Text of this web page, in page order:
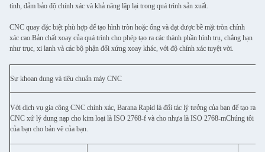
tính, đảm bảo độ chính xác và khả năng lặp lại trong quá trình sản xuất.
CNC quay đặc biệt phù hợp để tạo hình tròn hoặc ống và đạt được bề mặt tròn chính
xác cao.Bản chất xoay của quá trình cho phép tạo ra các thành phần hình trụ, chẳng hạn
như trục, xi lanh và các bộ phận đối xứng xoay khác, với độ chính xác tuyệt vời.
Sự khoan dung và tiêu chuẩn máy CNC
Với dịch vụ gia công CNC chính xác, Barana Rapid là đối tác lý tưởng của bạn để tạo ra
CNC xử lý dung nạp cho kim loại là ISO 2768-f và cho nhựa là ISO 2768-mChúng tôi
của bạn cho bản vẽ của bạn.